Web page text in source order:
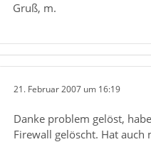
Gruß, m.
21. Februar 2007 um 16:19
Danke problem gelöst,
Firewall gelöscht. Hat